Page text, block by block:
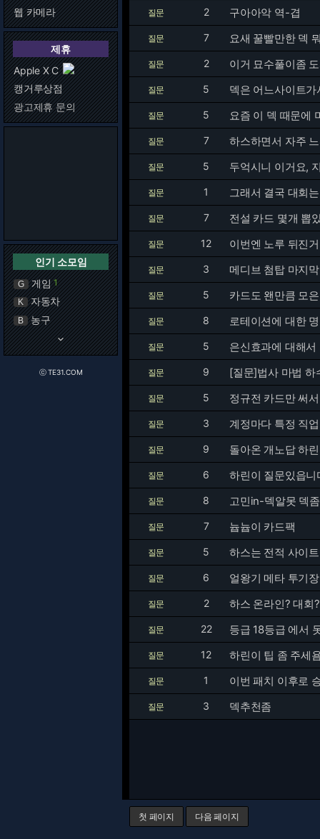
웹 카메라
제휴
Apple X C
캥거루상점
광고제휴 문의
인기 소모임
G 게임 1
K 자동차
B 농구
keyboard_arrow_down
ⓒ TE31.COM
질문 2 구아아악 역-겹
질문 7 요새 꿀빨만한 덱
질문 2 이거 묘수풀이좀
질문 5 덱은 어느사이트
질문 5 요즘 이 덱 때문에
질문 7 하스하면서 자주
질문 5 두억시니 이거요,
질문 1 그래서 결국 대회
질문 7 전설 카드 몇개 뽑
질문 12 이번엔 노루 뒤진
질문 3 메디브 첨탑 마지
질문 5 카드도 왠만큼 모
질문 8 로테이션에 대한
질문 5 은신효과에 대해
질문 9 [질문]법사 마법 하
질문 5 정규전 카드만 써
질문 3 계정마다 특정 직
질문 9 돌아온 개노답 하
질문 6 하린이 질문있읍니
질문 8 고민in-덱알못 덱
질문 7 늅늅이 카드팩
질문 5 하스는 전적 사이
질문 6 얼왕기 메타 투기
질문 2 하스 온라인? 대회
질문 22 등급 18등급 에서
질문 12 하린이 팁 좀 주세
질문 1 이번 패치 이후로
질문 3 덱추천좀
첫 페이지 다음 페이지